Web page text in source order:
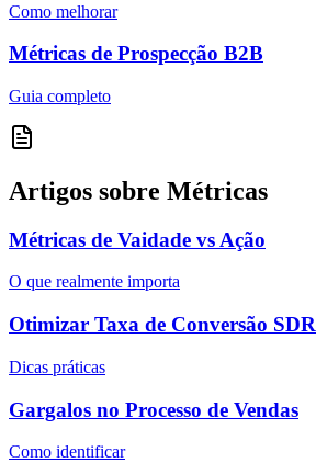
Como melhorar
Métricas de Prospecção B2B
Guia completo
Artigos sobre Métricas
Métricas de Vaidade vs Ação
O que realmente importa
Otimizar Taxa de Conversão SDR
Dicas práticas
Gargalos no Processo de Vendas
Como identificar